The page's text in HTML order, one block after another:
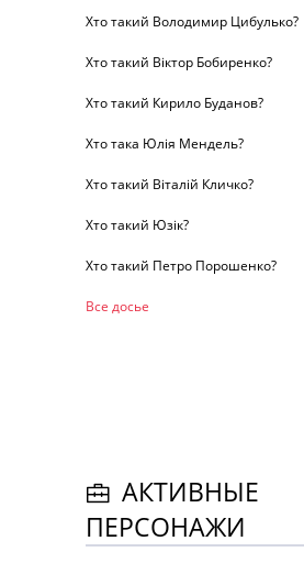
Хто такий Володимир Цибулько?
Хто такий Віктор Бобиренко?
Хто такий Кирило Буданов?
Хто така Юлія Мендель?
Хто такий Віталій Кличко?
Хто такий Юзік?
Хто такий Петро Порошенко?
Все досье
АКТИВНЫЕ
ПЕРСОНАЖИ